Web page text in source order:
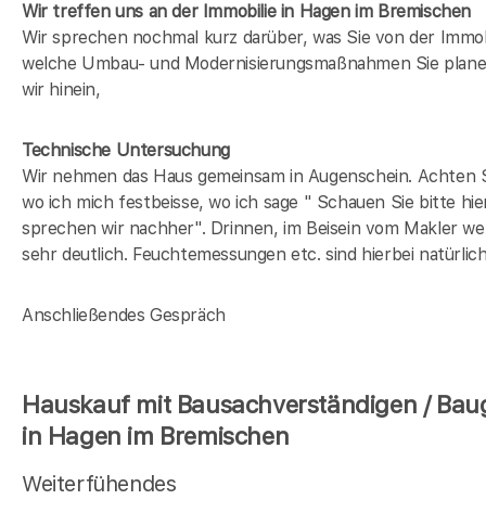
Wir treffen uns an der Immobilie in Hagen im Bremischen
Wir sprechen nochmal kurz darüber, was Sie von der
welche Umbau- und Modernisierungsmaßnahmen Sie
wir hinein,
Technische Untersuchung
Wir nehmen das Haus gemeinsam in Augenschein. Achten
wo ich mich festbeisse, wo ich sage " Schauen Sie bitte
sprechen wir nachher". Drinnen, im Beisein vom Makler
sehr deutlich. Feuchtemessungen etc. sind hierbei
Anschließendes Gespräch
Hauskauf mit Bausachverständigen /
in Hagen im Bremischen
Weiterfühendes